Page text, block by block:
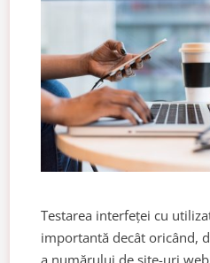
Testarea interfeței cu
importantă decât oricând,